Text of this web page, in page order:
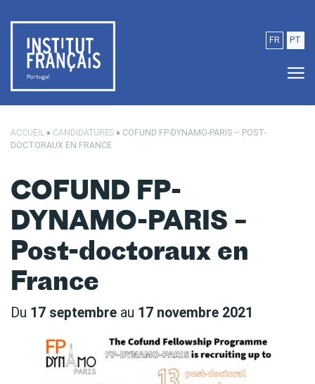
FR PT
ACCUEIL » CANDIDATURES » COFUND FP-DYNAMO-PARIS – POST-
DOCTORAUX EN FRANCE
COFUND FP-
DYNAMO-PARIS –
Post-doctoraux en
France
Du 17 septembre au 17 novembre 2021